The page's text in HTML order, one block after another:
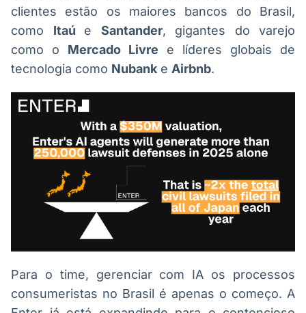
clientes estão os maiores bancos do Brasil,
como Itaú e Santander, gigantes do varejo
como o Mercado Livre e líderes globais de
tecnologia como Nubank e Airbnb.
Para o time, gerenciar com IA os processos
consumeristas no Brasil é apenas o começo. A